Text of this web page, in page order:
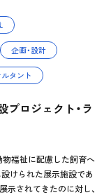
企画・設計
タント
プロジェクト・ラ
物福祉に配慮した飼育へ
けられた展示施設であ
示されてきたのに対し、